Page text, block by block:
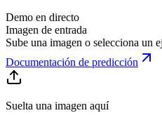
Demo en directo
Imagen de entrada
Sube una imagen o selecciona un
Documentación de predicción
Suelta una imagen aquí